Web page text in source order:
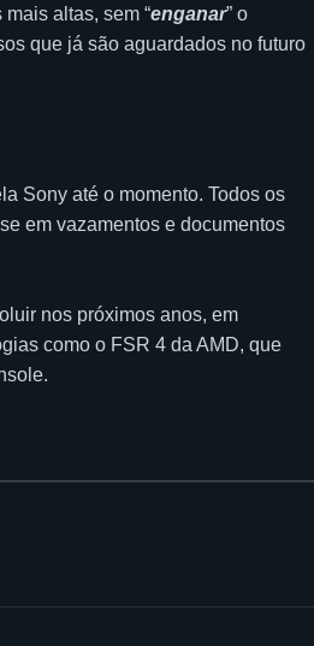
altas, sem “enganar” o
que já são aguardados no futuro
Sony até o momento. Todos os
em vazamentos e documentos
nos próximos anos, em
como o FSR 4 da AMD, que